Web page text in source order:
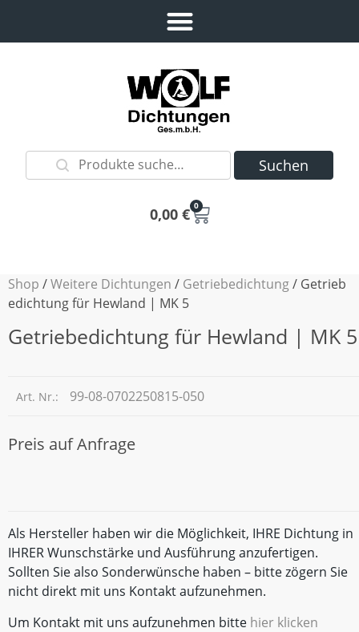
Suchen
0,00 € 0
Shop /Weitere Dichtungen / Getriebedichtung/ Getrieb
edichtung für Hewland | MK 5
Getriebedichtung für Hewland | MK 5
Art. Nr.: 99-08-0702250815-050
Preis auf Anfrage
Als Hersteller haben wir die Möglichkeit, IHRE Dichtung in
IHRER Wunschstärke und Ausführung anzufertigen.
Sollten Sie also Sonderwünsche haben – bitte zögern Sie
nicht direkt mit uns Kontakt aufzunehmen.
Um Kontakt mit uns aufzunehmen bitte hier klicken